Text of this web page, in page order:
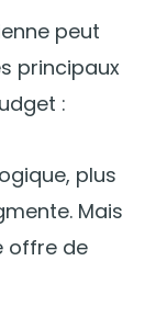
peut
principaux
:
plus
Mais
offre de